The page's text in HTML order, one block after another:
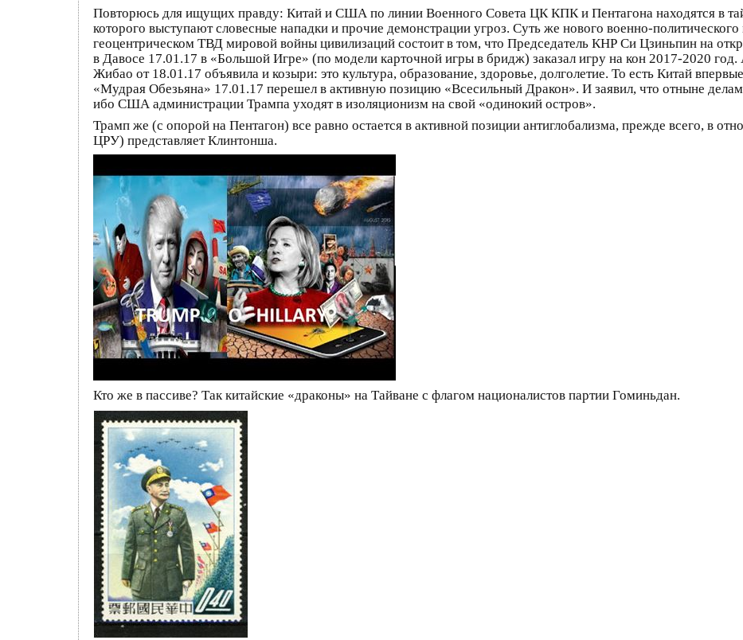
Повторюсь для ищущих правду: Китай и США по линии Военного Совета ЦК КПК и Пентагона находятся в
которого выступают словесные нападки и прочие демонстрации угроз. Суть же нового военно-
геоцентрическом ТВД мировой войны цивилизаций состоит в том, что Председатель КНР Си Цзиньпин на
в Давосе 17.01.17 в «Большой Игре» (по модели карточной игры в бридж) заказал игру на кон 2017-2020
Жибао от 18.01.17 объявила и козыри: это культура, образование, здоровье, долголетие. То есть Китай
«Мудрая Обезьяна» 17.01.17 перешел в активную позицию «Всесильный Дракон». И заявил, что отныне
ибо США администрации Трампа уходят в изоляционизм на свой «одинокий остров».
Трамп же (с опорой на Пентагон) все равно остается в активной позиции антиглобализма, прежде всего, в
ЦРУ) представляет Клинтонша.
Кто же в пассиве? Так китайские «драконы» на Тайване с флагом националистов партии Гоминьдан.